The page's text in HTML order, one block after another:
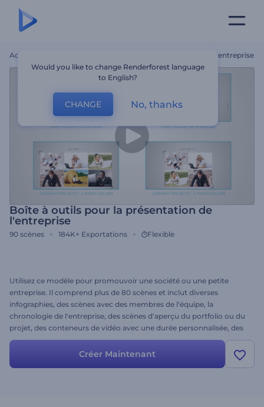
Accueil Boîte À Outils Pour La Présentation De L'entreprise
Boîte à outils pour la présentation de
l'entreprise
90 scènes 184K+ Exportations Flexible
Utilisez ce modèle pour promouvoir une société ou une petite
entreprise. Il comprend plus de 80 scènes et inclut diverses
infographies, des scènes avec des membres de l'équipe, la
chronologie de l'entreprise, des scènes d'aperçu du portfolio ou du
projet, des conteneurs de vidéo avec une durée personnalisée, des
prix d'entreprise, des témoignages et bien d'autres choses encore.
Utilisez ce projet de vidéo épurée pour créer une belle vidéo que
vous pourrez présenter à vos clients lors d'une présentation ou sur
Créer Maintenant
Would you like to change Renderforest language
to English?
CHANGE No, thanks